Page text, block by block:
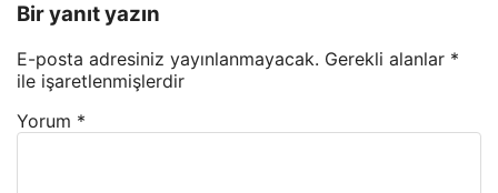
Bir yanıt yazın
E-posta adresiniz yayınlanmayacak. Gerekli alanlar *
ile işaretlenmişlerdir
Yorum *